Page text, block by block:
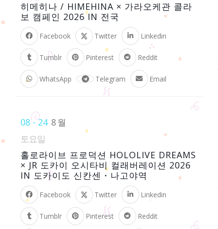
히메히나 / HIMEHINA × 가라오케관 콜라
보 캠페인 2026 IN 전국
Facebook Twitter Linkedin
Tumblr Pinterest Reddit
WhatsApp Telegram Email
08 - 24 8월
토요일
홀로라이브 프로덕션 HOLOLIVE DREAMS
× JR 도카이 오시타비 컬래버레이션 2026
IN 도카이도 신칸센・나고야역
Facebook Twitter Linkedin
Tumblr Pinterest Reddit